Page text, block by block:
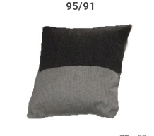
95/91